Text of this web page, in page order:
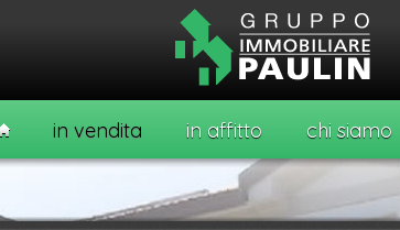
in vendita in affitto chi siamo